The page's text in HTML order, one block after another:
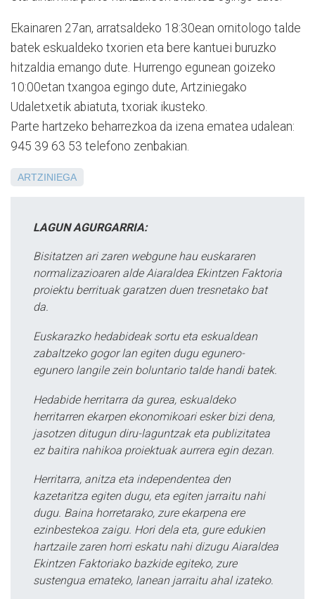
Ekainaren 27an, arratsaldeko 18:30ean ornitologo talde
batek eskualdeko txorien eta bere kantuei buruzko
hitzaldia emango dute. Hurrengo egunean goizeko
10:00etan txangoa egingo dute, Artziniegako
Udaletxetik abiatuta, txoriak ikusteko.
Parte hartzeko beharrezkoa da izena ematea udalean:
945 39 63 53 telefono zenbakian.
ARTZINIEGA
LAGUN AGURGARRIA:
Bisitatzen ari zaren webgune hau euskararen
normalizazioaren alde Aiaraldea Ekintzen Faktoria
proiektu berrituak garatzen duen tresnetako bat
da.
Euskarazko hedabideak sortu eta eskualdean
zabaltzeko gogor lan egiten dugu egunero-
egunero langile zein boluntario talde handi batek.
Hedabide herritarra da gurea, eskualdeko
herritarren ekarpen ekonomikoari esker bizi dena,
jasotzen ditugun diru-laguntzak eta publizitatea
ez baitira nahikoa proiektuak aurrera egin dezan.
Herritarra, anitza eta independentea den
kazetaritza egiten dugu, eta egiten jarraitu nahi
dugu. Baina horretarako, zure ekarpena ere
ezinbestekoa zaigu. Hori dela eta, gure edukien
hartzaile zaren horri eskatu nahi dizugu Aiaraldea
Ekintzen Faktoriako bazkide egiteko, zure
sustengua emateko, lanean jarraitu ahal izateko.